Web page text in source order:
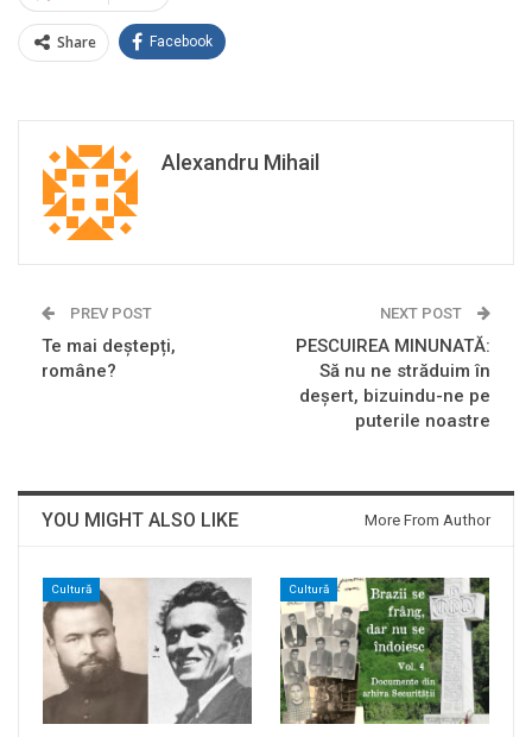
Share Facebook
Alexandru Mihail
PREV POST
Te mai deștepți,
române?
NEXT POST
PESCUIREA MINUNATĂ:
Să nu ne străduim în
deșert, bizuindu-ne pe
puterile noastre
YOU MIGHT ALSO LIKE More From Author
Cultură Cultură